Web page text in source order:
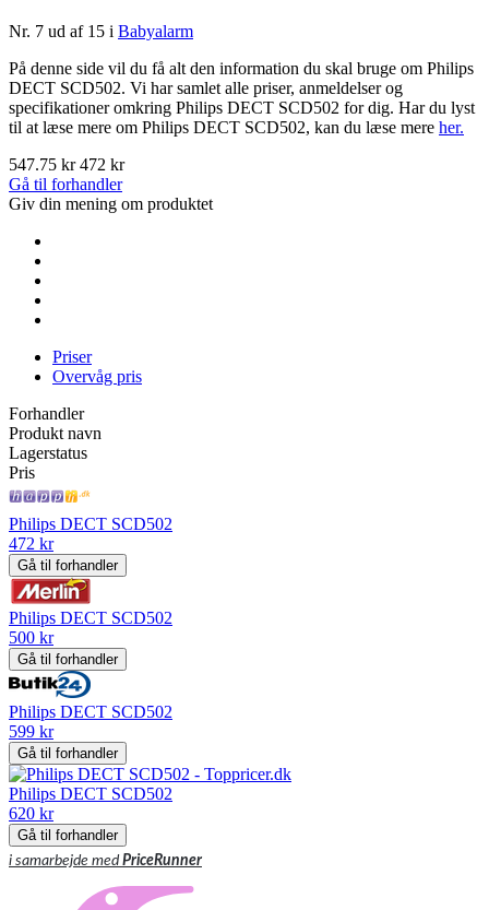
Nr. 7 ud af 15 i Babyalarm
På denne side vil du få alt den information du skal bruge om Philips
DECT SCD502. Vi har samlet alle priser, anmeldelser og
specifikationer omkring Philips DECT SCD502 for dig. Har du lyst
til at læse mere om Philips DECT SCD502, kan du læse mere her.
547.75 kr 472 kr
Gå til forhandler
Giv din mening om produktet
Priser
Overvåg pris
Forhandler
Produkt navn
Lagerstatus
Pris
Philips DECT SCD502
472 kr
Gå til forhandler
Philips DECT SCD502
500 kr
Gå til forhandler
Philips DECT SCD502
599 kr
Gå til forhandler
Philips DECT SCD502
620 kr
Gå til forhandler
i samarbejde medPriceRunner